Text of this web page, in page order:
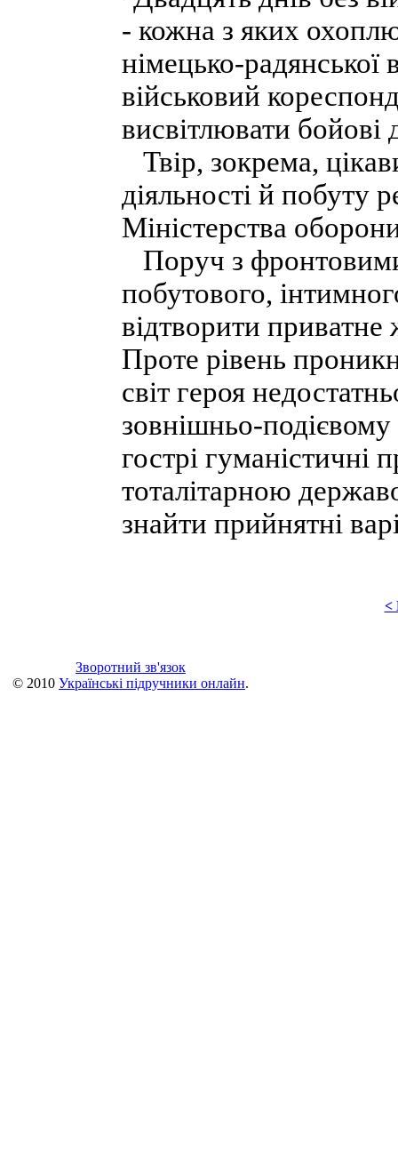
- кожна з яких
німецько-
військовий
висвітлювати бойові
Твір, зокрема,
діяльності й побуту
Міністерства
Поруч з
побутового,
відтворити приватне
Проте рівень
світ героя
зовнішньо-
гострі гуманістичні
тоталітарною
знайти прийнятні
<
Зворотний зв'язок
© 2010 Українські підручники онлайн.